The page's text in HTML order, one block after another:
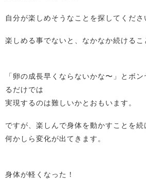
自分が楽しめそうなことを探してくださ
楽しめる事でないと、なかなか続けるこ
「卵の成長早くならないかな〜」とボ
るだけでは
実現するのは難しいかとおもいます。
ですが、楽しんで身体を動かすことを続
何かしら変化が出てきます。
身体が軽くなった！